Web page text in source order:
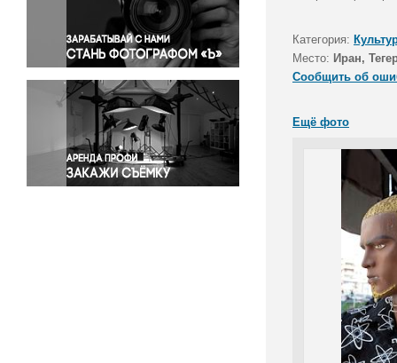
Правосудие
Происшествия и конфликты
Религия
Светская жизнь
Спорт
Экология
Экономика и бизнес
Категория:
Место: Иран,
Сообщить об
Ещё фото